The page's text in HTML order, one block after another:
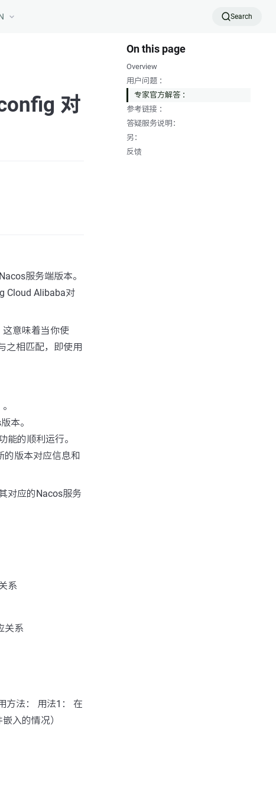
Search
对
服务端版本。
Cloud Alibaba对
这意味着当你使
之相匹配，即使用
本。
的顺利运行。
的版本对应信息和
对应的Nacos服务
系
关系
方法： 用法1： 在
入的情况）
On this page
Overview
用户问题 ：
专家官方解答 ：
参考链接 ：
答疑服务说明：
另：
反馈